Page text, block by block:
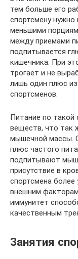
тем больше его
спортсмену
меньшими
между приемами
подпитывается
кишечника. При
трогает и не
лишь один плюс
спортсменов.
Питание по такой
веществ, что так
мышечной массы.
плюс частого
подпитывают
присутствие в
спортсмена
внешним
иммунитет
качественным
Занятия